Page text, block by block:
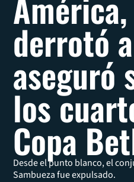
derrotó
aseguró
los
Copa
Desde el punto blanco, el
Sambueza fue expulsado.